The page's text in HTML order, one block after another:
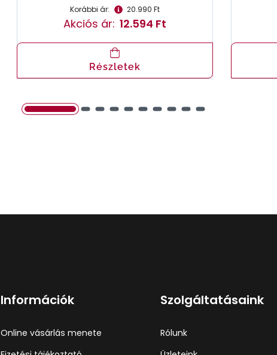
Korábbi ár: 20.990 Ft
Akciós ár: 12.594 Ft
Részletek
Információk
Online vásárlás menete
Szolgáltatásaink
Rólunk